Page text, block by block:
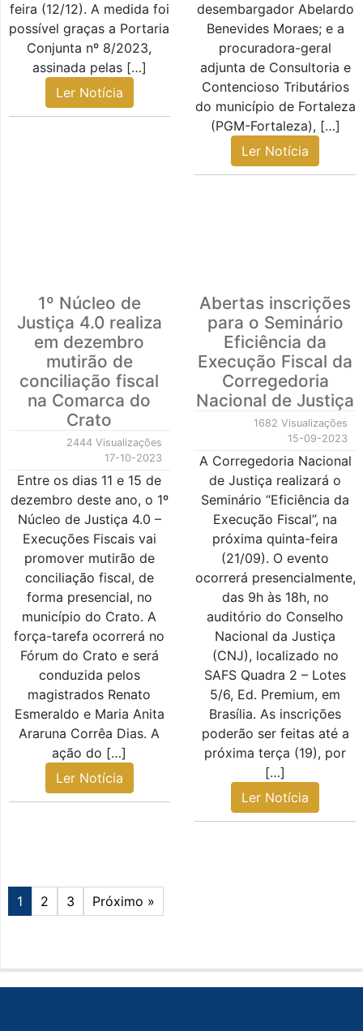
feira (12/12). A medida foi
possível graças a Portaria
Conjunta nº 8/2023,
assinada pelas […]
Ler Notícia
desembargador Abelardo
Benevides Moraes; e a
procuradora-geral
adjunta de Consultoria e
Contencioso Tributários
do município de Fortaleza
(PGM-Fortaleza), […]
Ler Notícia
1º Núcleo de
Justiça 4.0 realiza
em dezembro
mutirão de
conciliação fiscal
na Comarca do
Crato
2444 Visualizações
17-10-2023
Entre os dias 11 e 15 de
dezembro deste ano, o 1º
Núcleo de Justiça 4.0 –
Execuções Fiscais vai
promover mutirão de
conciliação fiscal, de
forma presencial, no
município do Crato. A
força-tarefa ocorrerá no
Fórum do Crato e será
conduzida pelos
magistrados Renato
Esmeraldo e Maria Anita
Araruna Corrêa Dias. A
ação do […]
Ler Notícia
Abertas inscrições
para o Seminário
Eficiência da
Execução Fiscal da
Corregedoria
Nacional de Justiça
1682 Visualizações
15-09-2023
A Corregedoria Nacional
de Justiça realizará o
Seminário “Eficiência da
Execução Fiscal”, na
próxima quinta-feira
(21/09). O evento
ocorrerá presencialmente,
das 9h às 18h, no
auditório do Conselho
Nacional da Justiça
(CNJ), localizado no
SAFS Quadra 2 – Lotes
5/6, Ed. Premium, em
Brasília. As inscrições
poderão ser feitas até a
próxima terça (19), por
[…]
Ler Notícia
1 2 3 Próximo »